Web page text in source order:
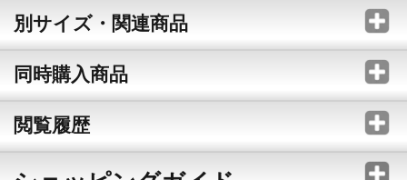
別サイズ・関連商品
同時購入商品
閲覧履歴